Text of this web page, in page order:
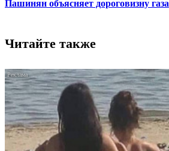
Пашинян объясняет дороговизну газа
Читайте также